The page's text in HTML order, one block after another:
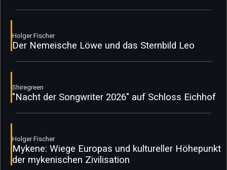
Holger Fischer
Der Nemeische Löwe und das Sternbild Leo
Shiregreen
"Nacht der Songwriter 2026" auf Schloss Eichhof
Holger Fischer
Mykene: Wiege Europas und kultureller Höhepunkt
der mykenischen Zivilisation